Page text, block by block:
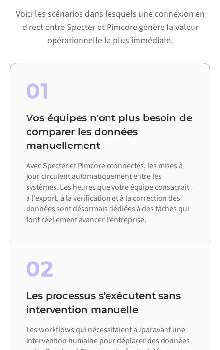
Voici les scénarios dans lesquels une connexion en
direct entre Specter et Pimcore génère la valeur
opérationnelle la plus immédiate.
01
Vos équipes n'ont plus besoin de
comparer les données
manuellement
Avec Specter et Pimcore cconnectés, les mises à
jour circulent automatiquement entre les
systèmes. Les heures que votre équipe consacrait
à l'export, à la vérification et à la correction des
données sont désormais dédiées à des tâches qui
font réellement avancer l'entreprise.
02
Les processus s'exécutent sans
intervention manuelle
Les workflows qui nécessitaient auparavant une
intervention humaine pour déplacer des données